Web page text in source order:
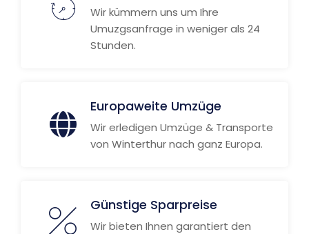
Wir kümmern uns um Ihre
Umuzgsanfrage in weniger als 24
Stunden.
Europaweite Umzüge
Wir erledigen Umzüge & Transporte
von Winterthur nach ganz Europa.
Günstige Sparpreise
Wir bieten Ihnen garantiert den